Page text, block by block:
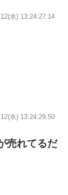
水) 13:24:27.14
水) 13:24:29.50
売れてるだ